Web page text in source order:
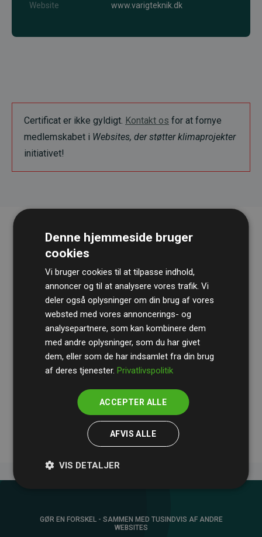
Website
www.varigteknik.dk
Certificat er ikke gyldigt. Kontakt os for at fornye
medlemskabet i Websites, der støtter klimaprojekter
initiativet!
RevisionshusetBDOgennemgår løbende vores
beregninger og metode for at sikre gennemsigtighed
og pålidelighed.
Deres revision dokumenterer, at vores investeringer i
medlemmernes websites estimerede CO₂-
GØR EN FORSKEL - SAMMEN MED TUSINDVIS AF ANDRE
WEBSITES
Denne hjemmeside bruger
cookies
Vi bruger cookies til at tilpasse indhold,
annoncer og til at analysere vores trafik. Vi
deler også oplysninger om din brug af vores
websted med vores annoncerings- og
analysepartnere, som kan kombinere dem
med andre oplysninger, som du har givet
dem, eller som de har indsamlet fra din brug
af deres tjenester.Privatlivspolitik
ACCEPTER ALLE
AFVIS ALLE
VIS DETALJER